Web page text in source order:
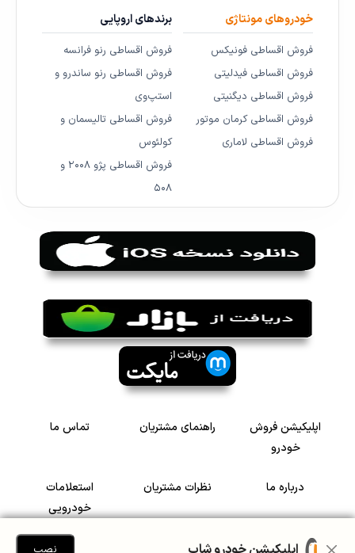
خودروهای مونتاژی
فروش اقساطی فونیکس
فروش اقساطی فیدلیتی
فروش اقساطی دیگنیتی
فروش اقساطی کرمان موتور
فروش اقساطی لاماری
برندهای اروپایی
فروش اقساطی رنو فرانسه
فروش اقساطی رنو ساندرو و
استپ‌وی
فروش اقساطی تالیسمان و
کولئوس
فروش اقساطی پژو ۲۰۰۸ و
۵۰۸
اپلیکیشن فروش
خودرو
راهنمای مشتریان تماس ما
درباره ما نظرات مشتریان
استعلامات
خودرویی
سرمایه گذاری در رضایت مشتریان نصب